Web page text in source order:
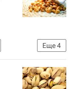
Еще4